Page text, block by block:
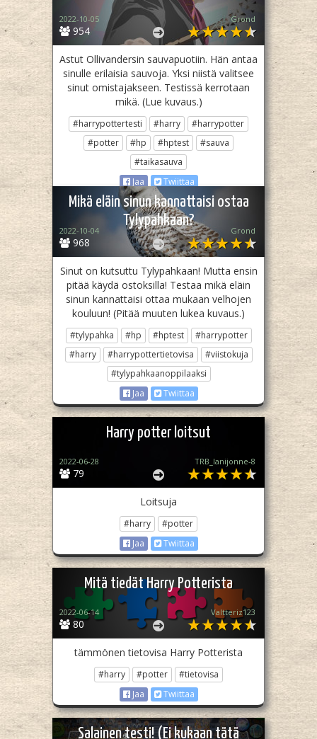
954
2022-10-05 Grond
Astut Ollivandersin sauvapuotiin. Hän antaa
sinulle erilaisia sauvoja. Yksi niistä valitsee
sinut omistajakseen. Testissä kerrotaan
mikä. (Lue kuvaus.)
#harrypottertesti #harry
#harrypotter
#potter
#hp #hptest
#sauva
#taikasauva
Jaa
Twiittaa
Mikä eläin sinun kannattaisi ostaa
Tylypahkaan?
968
2022-10-04 Grond
Sinut on kutsuttu Tylypahkaan! Mutta ensin
pitää käydä ostoksilla! Testaa mikä eläin
sinun kannattaisi ottaa mukaan velhojen
kouluun! (Pitää muuten lukea kuvaus.)
#tylypahka #hp #hptest
#harrypotter
#harry
#harrypottertietovisa
#viistokuja
#tylypahkaanoppilaaksi
Jaa
Twiittaa
Harry potter loitsut
79
2022-06-28 TRB_lanijonne-8
Loitsuja
#harry
#potter
Jaa
Twiittaa
Mitä tiedät Harry Potterista
80
2022-06-14 Valtteriz123
tämmönen tietovisa Harry Potterista
#harry #potter
#tietovisa
Jaa
Twiittaa
Salainen testi! (Ei kukaan tätä